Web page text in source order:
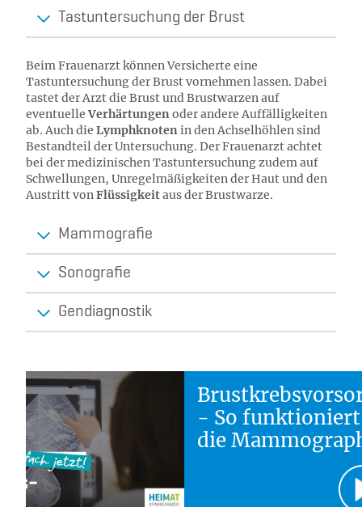
Tastuntersuchung der Brust
Beim Frauenarzt können Versicherte eine
Tastuntersuchung der Brust vornehmen lassen. Dabei
tastet der Arzt die Brust und Brustwarzen auf
eventuelleVerhärtungenoder andere Auffälligkeiten
ab. Auch die Lymphknotenin den Achselhöhlen sind
Bestandteil der Untersuchung. Der Frauenarzt achtet
bei der medizinischen Tastuntersuchung zudem auf
Schwellungen, Unregelmäßigkeiten der Haut und den
Austritt vonFlüssigkeitaus der Brustwarze.
Mammografie
Sonografie
Gendiagnostik
- So funktioniert
die